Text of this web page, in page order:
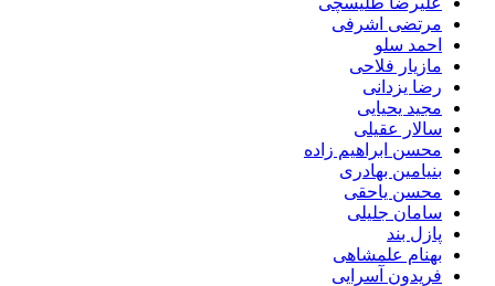
مرتضی اشرفی
احمد سلو
مازیار فلاحی
رضا یزدانی
مجید یحیایی
سالار عقیلی
محسن ابراهیم زاده
بنیامین بهادری
محسن یاحقی
سامان جلیلی
پازل بند
بهنام علمشاهی
فریدون آسرایی